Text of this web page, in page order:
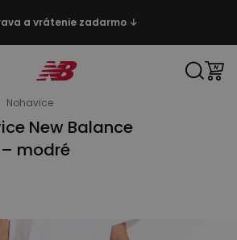
a vrátenie zadarmo ↓
Nohavice
New Balance
– modré